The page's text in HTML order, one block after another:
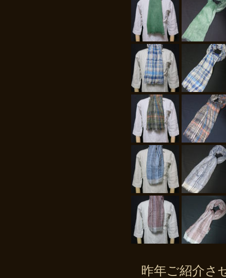
昨年ご紹介さ